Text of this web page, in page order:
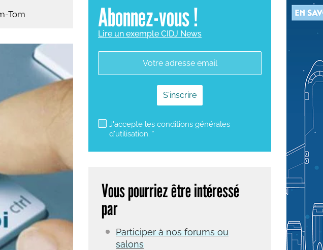
métiers
Tom
Abonnez-vous !
Lire un exemple CIDJ News
J'accepte les conditions générales
d'utilisation. *
mailjet subscription
Vous pourriez être intéressé
par
Participer à nos forums ou
salons